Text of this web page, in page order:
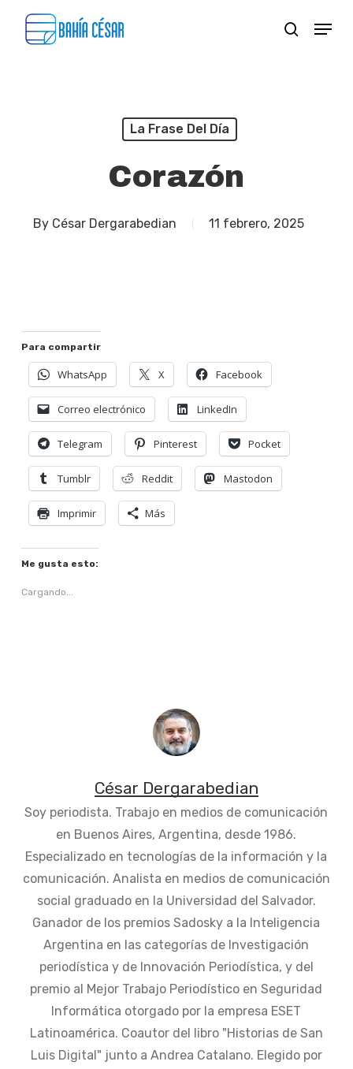
search
Menu
La Frase Del Día
Corazón
By César Dergarabedian 11 febrero, 2025
Para compartir
WhatsApp X Facebook
Correo electrónico LinkedIn
Telegram Pinterest Pocket
Tumblr Reddit Mastodon
Imprimir Más
Me gusta esto:
Cargando...
César Dergarabedian
Soy periodista. Trabajo en medios de comunicación
en Buenos Aires, Argentina, desde 1986.
Especializado en tecnologías de la información y la
comunicación. Analista en medios de comunicación
social graduado en la Universidad del Salvador.
Ganador de los premios Sadosky a la Inteligencia
Argentina en las categorías de Investigación
periodística y de Innovación Periodística, y del
premio al Mejor Trabajo Periodístico en Seguridad
Informática otorgado por la empresa ESET
Latinoamérica. Coautor del libro "Historias de San
Luis Digital" junto a Andrea Catalano. Elegido por